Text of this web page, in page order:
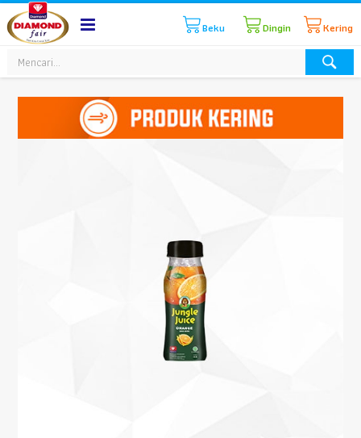
Kering
Dingin
Beku